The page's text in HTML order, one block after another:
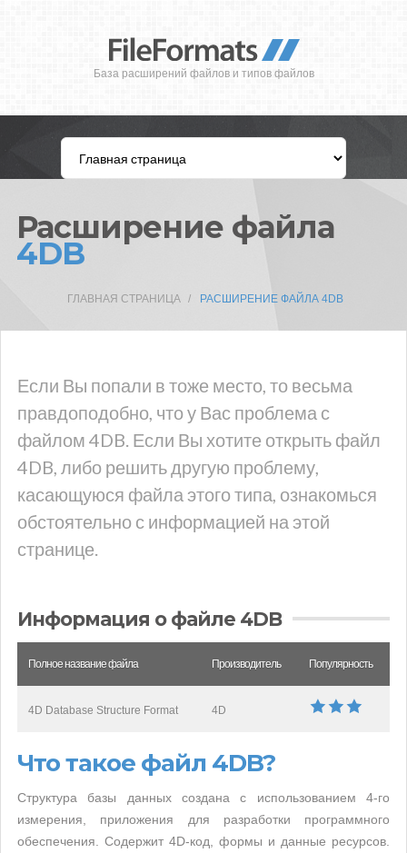
База расширений файлов и типов файлов
Расширение файла
4DB
ГЛАВНАЯ СТРАНИЦА РАСШИРЕНИЕ ФАЙЛА 4DB
Если Вы попали в тоже место, то весьма
правдоподобно, что у Вас проблема с
файлом 4DB. Если Вы хотите открыть файл
4DB, либо решить другую проблему,
касающуюся файла этого типа, ознакомься
обстоятельно с информацией на этой
странице.
Информация о файле 4DB
Полное название файла Производитель Популярность
4D Database Structure Format 4D
Что такое файл 4DB?
Структура базы данных создана с использованием 4-го
измерения, приложения для разработки программного
обеспечения. Содержит 4D-код, формы и данные ресурсов.